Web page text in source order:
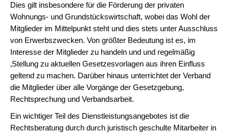
Dies gilt insbesondere für die Förderung der privaten
Wohnungs- und Grundstückswirtschaft, wobei das Wohl der
Mitglieder im Mittelpunkt steht und dies stets unter Ausschluss
von Erwerbszwecken. Von größter Bedeutung ist es, im
Interesse der Mitglieder zu handeln und und regelmäßig
‚Stellung zu aktuellen Gesetzesvorlagen aus ihren Einfluss
geltend zu machen. Darüber hinaus unterrichtet der Verband
die Mitglieder über alle Vorgänge der Gesetzgebung,
Rechtsprechung und Verbandsarbeit.
Ein wichtiger Teil des Dienstleistungsangebotes ist die
Rechtsberatung durch durch juristisch geschulte Mitarbeiter in